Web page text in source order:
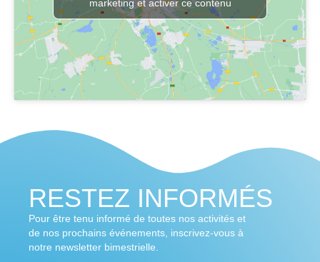
marketing et activer ce contenu
RESTEZ INFORMÉS
Pour être tenu informé de toutes nos activités et
de nos prochains événements, inscrivez-vous à
notre newsletter bimestrielle.